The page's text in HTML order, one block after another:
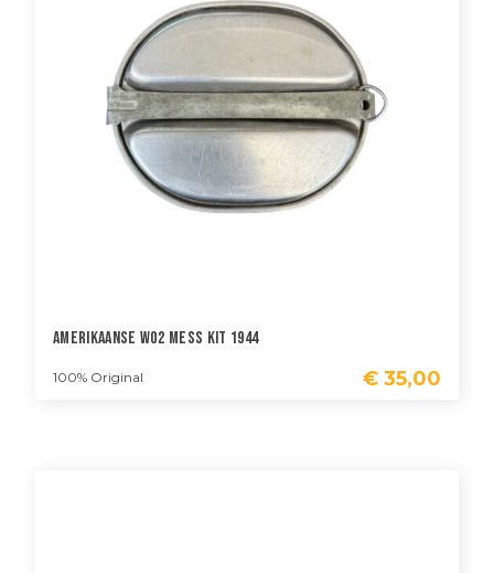
Amerikaanse WO2 Mess Kit 1944
100% Original € 35,00